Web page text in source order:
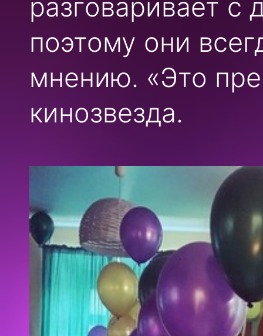
разговаривает с
поэтому они
мнению. «Это
кинозвезда.